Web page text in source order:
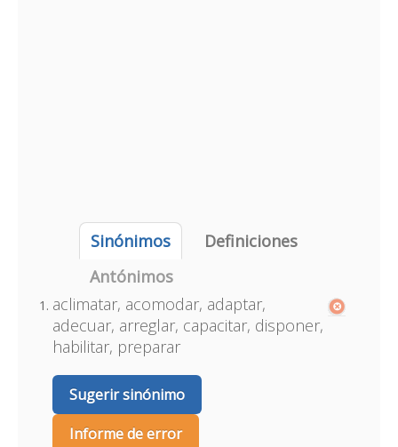
Sinónimos
Definiciones
Antónimos
aclimatar, acomodar, adaptar,
adecuar, arreglar, capacitar, disponer,
habilitar, preparar
Sugerir sinónimo
Informe de error